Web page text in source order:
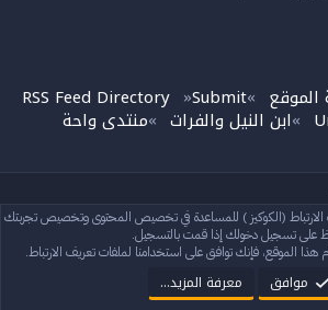
الموقع »
RSS Feed Directory »Submit
»ابن النيل والفرات »منتدى واحة
سياسة الخصوصية مساعدة الرئيسية R
Community platform by XenForo®
Rain
(الكوكيز ) للمساعدة في تخصيص المحتوى وتخصيص تجربتك
على تسجيل دخولك إذا قمت بالتسجيل.
الموقع، فإنك توافق على استخدامنا لملفات تعريف الارتباط.
موافق معرفة المزيد…